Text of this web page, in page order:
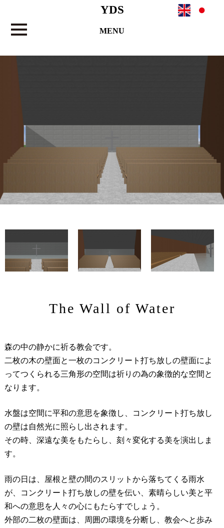
YDS
MENU
The Wall of Water
森の中の静かに祈る教会です。
二枚の木の壁面と一枚のコンクリート打ち放しの壁面によ
ってつくられる三角形の空間は祈りの為の象徴的な空間と
なります。
水盤は空間に平和の意思を象徴し、コンクリート打ち放し
の壁は自然光に照らし出されます。
その時、深遠な美をもたらし、刻々変化する美を演出しま
す。
雨の日は、屋根と壁の間のスリットから落ちてくる雨水
が、コンクリート打ち放しの壁を伝い、素晴らしい美と平
和への意思を人々の心にもたらすでしょう。
外部の二枚の壁面は、周囲の環境を分断し、教会へと歩み